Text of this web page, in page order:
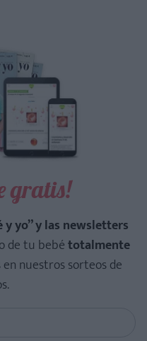
gratis!
yo” y las newsletters
de tu bebétotalmente
nuestros sorteos de